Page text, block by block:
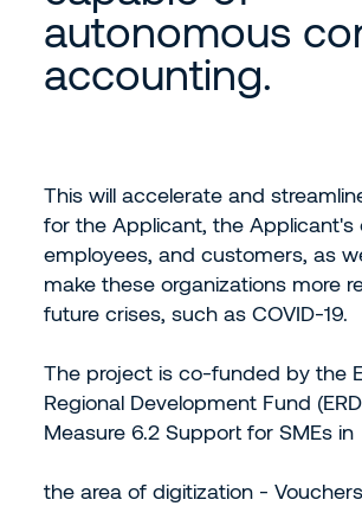
autonomous
accounting.
This will accelerate and
for the Applicant, the Applicant's
employees, and customers, as
make these organizations more
future crises, such as COVID-19.
The project is co-funded by the
Regional Development Fund
Measure 6.2 Support for SMEs in
the area of digitization -